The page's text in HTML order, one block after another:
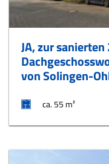
JA, zur
von Solingen-
ca. 55 m²